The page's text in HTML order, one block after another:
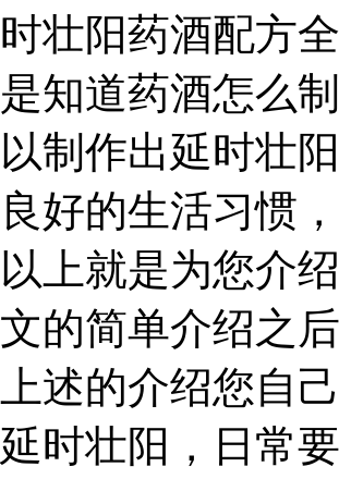
时壮阳药酒配方
是知道药酒怎么
以制作出延时壮
良好的生活习惯
以上就是为您介
文的简单介绍之
上述的介绍您自
延时壮阳，日常